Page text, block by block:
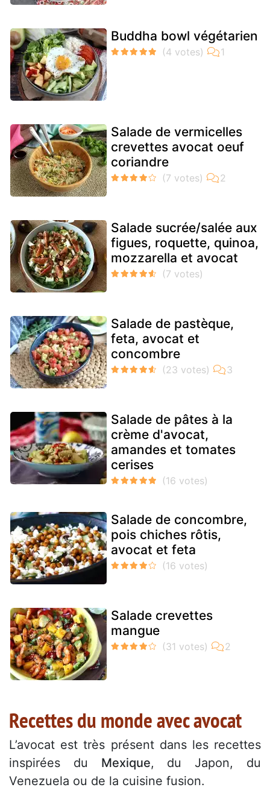
Buddha bowl végétarien
Salade de vermicelles
crevettes avocat oeuf
coriandre
Salade sucrée/salée aux
figues, roquette, quinoa,
mozzarella et avocat
Salade de pastèque,
feta, avocat et
concombre
Salade de pâtes à la
crème d'avocat,
amandes et tomates
cerises
Salade de concombre,
pois chiches rôtis,
avocat et feta
Salade crevettes
mangue
Recettes du monde avec avocat
L’avocat est très présent dans les recettes
inspirées du Mexique, du Japon, du
Venezuela ou de la cuisine fusion.